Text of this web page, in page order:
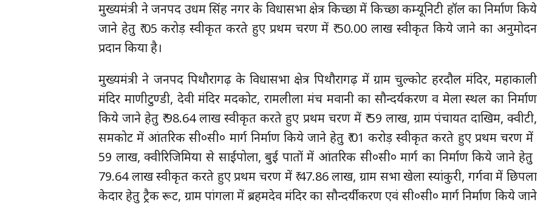
मुख्यमंत्री ने जनपद उधम सिंह नगर के विधासभा क्षेत्र किच्छा में किच्छा कम्यूनिटी हॉल का निर्माण किये
जाने हेतु ₹ 05 करोड़ स्वीकृत करते हुए प्रथम चरण में ₹ 50.00 लाख स्वीकृत किये जाने का अनुमोदन
प्रदान किया है।
मुख्यमंत्री ने जनपद पिथौरागढ़ के विधासभा क्षेत्र पिथौरागढ़ में ग्राम चुल्कोट हरदौल मंदिर, महाकाली
मंदिर माणीटुण्डी, देवी मंदिर मदकोट, रामलीला मंच मवानी का सौन्दर्यकरण व मेला स्थल का निर्माण
किये जाने हेतु ₹ 98.64 लाख स्वीकृत करते हुए प्रथम चरण में ₹ 59 लाख, ग्राम पंचायत दाखिम, क्वीटी,
समकोट में आंतरिक सी०सी० मार्ग निर्माण किये जाने हेतु ₹ 01 करोड़ स्वीकृत करते हुए प्रथम चरण में ₹
59 लाख, क्वीरिजिमिया से साईपोला, बुई पातों में आंतरिक सी०सी० मार्ग का निर्माण किये जाने हेतु ₹
79.64 लाख स्वीकृत करते हुए प्रथम चरण में ₹ 47.86 लाख, ग्राम सभा खेला स्यांकुरी, गर्गवा में छिपला
केदार हेतु ट्रैक रूट, ग्राम पांगला में ब्रहमदेव मंदिर का सौन्दर्यीकरण एवं सी०सी० मार्ग निर्माण किये जाने